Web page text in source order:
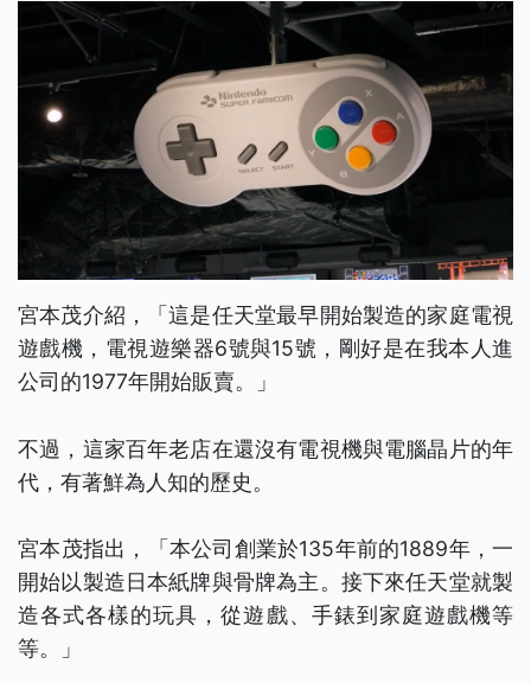
宮本茂介紹，「這是任天堂最早開始製造的家庭電視
遊戲機，電視遊樂器6號與15號，剛好是在我本人進
公司的1977年開始販賣。」
不過，這家百年老店在還沒有電視機與電腦晶片的年
代，有著鮮為人知的歷史。
宮本茂指出，「本公司創業於135年前的1889年，一
開始以製造日本紙牌與骨牌為主。接下來任天堂就製
造各式各樣的玩具，從遊戲、手錶到家庭遊戲機等
等。」